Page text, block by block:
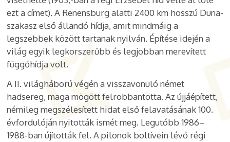
ezt a címet). A Renensburg alatti 2400 km hosszú Duna-
szakasz első állandó hídja, amit mindmáig a
legszebbek között tartanak nyilván. Építése idején a
világ egyik legkorszerűbb és legjobban merevített
függőhídja volt.
A II. világháború végén a visszavonuló német
hadsereg, maga mögött felrobbantotta. Az újjáépített,
némileg megszélesített hidat első felavatásának 100.
évfordulóján nyitották ismét meg. Legutóbb 1986–
1988-ban újították fel. A pilonok boltívein lévő régi